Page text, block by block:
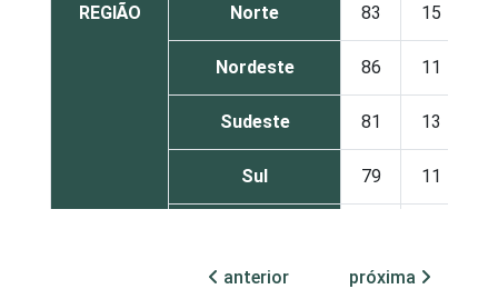
REGIÃO Norte 83 15
Nordeste 86 11
Sudeste 81 13
Sul 79 11
anterior próxima